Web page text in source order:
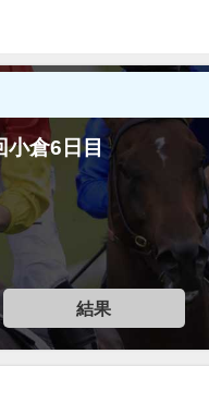
小倉6日目
結果